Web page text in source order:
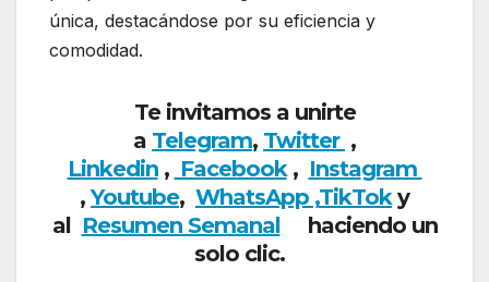
única, destacándose por su eficiencia y
comodidad.
Te invitamos a unirte
a Telegram, Twitter ,
Linkedin, Facebook, Instagram
,Youtube, WhatsApp ,TikToky
al Resumen Semanalhaciendo un
solo clic.